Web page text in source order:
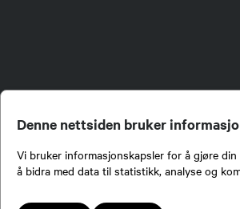
Denne nettsiden bruker
Vi bruker informasjonskapsler for å gjøre
å bidra med data til statistikk, analyse og